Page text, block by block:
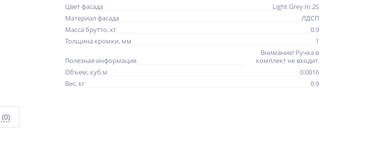
Цвет фасада
Light Grey In 2S
Материал фасада
ЛДСП
Масса брутто, кг
0.9
Толщина кромки, мм
1
Полезная информация
Внимание! Ручка в
комплект не входит.
Объем, куб.м
0.0016
Вес, кг
0.9
(0)